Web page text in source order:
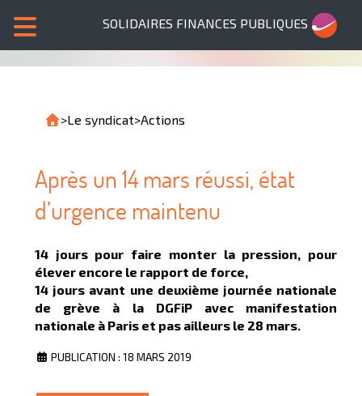
SOLIDAIRES FINANCES PUBLIQUES
>Le syndicat>Actions
Après un 14 mars réussi, état
d’urgence maintenu
14 jours pour faire monter la pression, pour
élever encore le rapport de force,
14 jours avant une deuxième journée nationale
de grève à la DGFiP avec manifestation
nationale à Paris et pas ailleurs le 28 mars.
PUBLICATION : 18 MARS 2019